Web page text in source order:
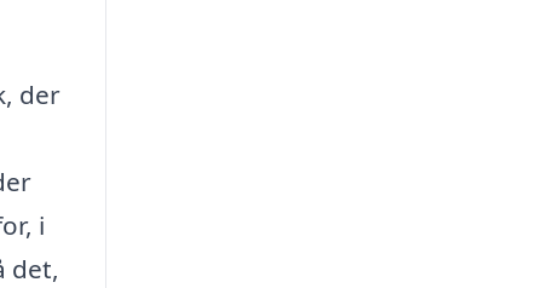
der
i
det,